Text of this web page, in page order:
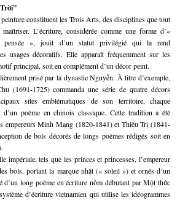
constituent les Trois Arts, des disciplines que tout
L’écriture, considérée comme une forme d’«
pensée », jouit d’un statut privilégié qui la rend
usages décoratifs. Elle apparaît fréquemment sur les
principal, soit en complément d’un décor peint.
prisé par la dynastie Nguyễn. À titre d’exemple,
(1691-1725) commanda une série de quatre décors
sites emblématiques de son territoire, chaque
d’un poème en chinois classique. Cette tradition a été
empereurs Minh Mạng (1820-1841) et Thiệu Trị (1841-
de bols décorés de longs poèmes rédigés soit en
impériale, tels que les princes et princesses, l’empereur
bols, portant la marque nhật (« soleil ») et ornés d’un
d’un long poème en écriture nôm débutant par Một thức
d’écriture vietnamien qui utilise les idéogrammes